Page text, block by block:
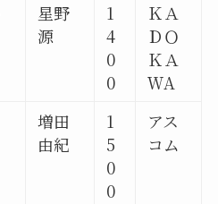
星野
源
1
4
0
0
ＫＡ
ＤＯ
ＫＡ
ＷA
増田
由紀
1
5
0
0
アス
コム